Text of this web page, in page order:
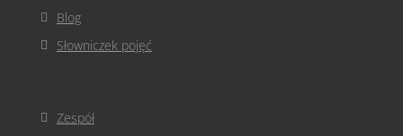
Blog
Słowniczek pojęć
Zespół